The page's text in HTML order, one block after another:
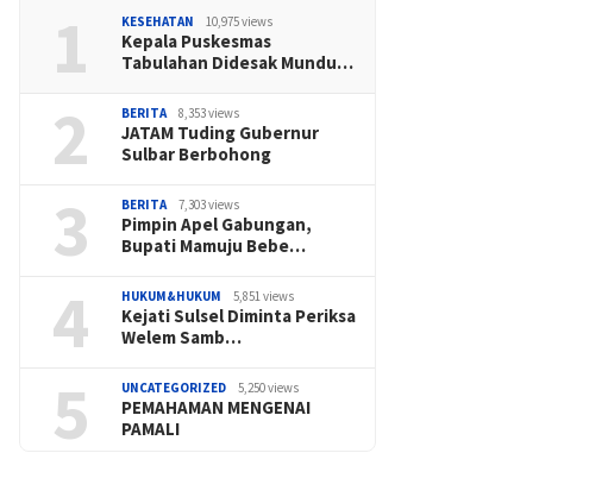
1 KESEHATAN 10,975 views
Kepala Puskesmas
Tabulahan Didesak Mundu…
2 BERITA 8,353 views
JATAM Tuding Gubernur
Sulbar Berbohong
3 BERITA 7,303 views
Pimpin Apel Gabungan,
Bupati Mamuju Bebe…
4 HUKUM&HUKUM 5,851 views
Kejati Sulsel Diminta Periksa
Welem Samb…
5 UNCATEGORIZED 5,250 views
PEMAHAMAN MENGENAI
PAMALI